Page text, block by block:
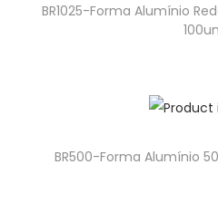
BR1025-Forma Alumínio
BR500-Forma Alumínio